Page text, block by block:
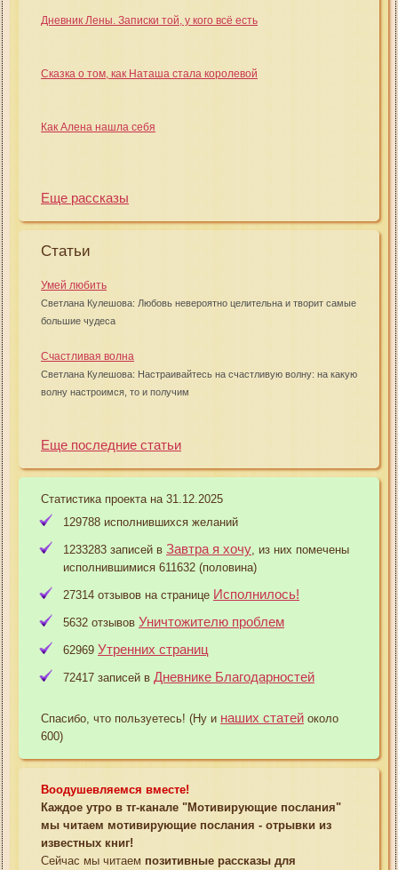
Дневник Лены. Записки той, у кого всё есть
Сказка о том, как Наташа стала королевой
Как Алена нашла себя
Еще рассказы
Статьи
Умей любить
Светлана Кулешова: Любовь невероятно целительна и творит самые
большие чудеса
Счастливая волна
Светлана Кулешова: Настраивайтесь на счастливую волну: на какую
волну настроимся, то и получим
Еще последние статьи
Статистика проекта на 31.12.2025
129788 исполнившихся желаний
1233283 записей в Завтра я хочу , из них помечены
исполнившимися 611632 (половина)
27314 отзывов на странице Исполнилось!
5632 отзывов Уничтожителю проблем
62969 Утренних страниц
72417 записей в Дневнике Благодарностей
Спасибо, что пользуетесь! (Ну и наших статей около
600)
Воодушевляемся вместе!
Каждое утро в тг-канале "Мотивирующие послания"
мы читаем мотивирующие послания - отрывки из
известных книг!
Сейчас мы читаем позитивные рассказы для